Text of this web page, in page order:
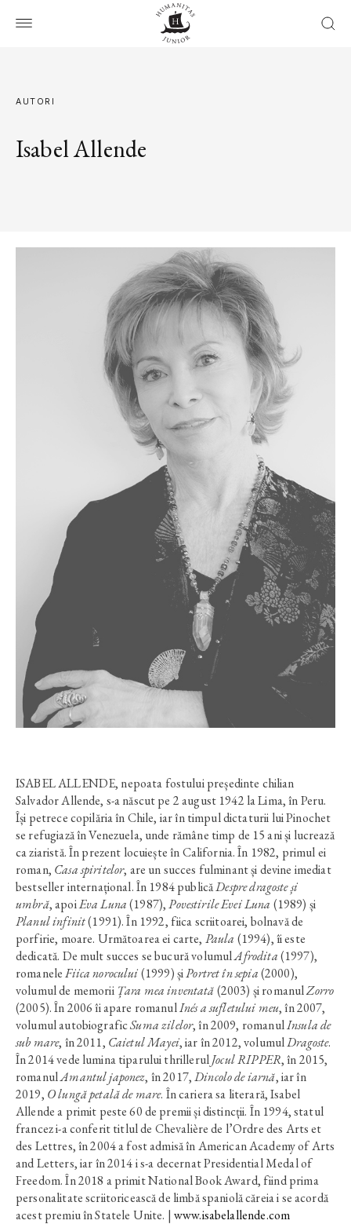
AUTORI
Isabel Allende
ISABEL ALLENDE, nepoata fostului președinte chilian
Salvador Allende, s-a născut pe 2 august 1942 la Lima, în Peru.
Își petrece copilăria în Chile, iar în timpul dictaturii lui Pinochet
se refugiază în Venezuela, unde rămâne timp de 15 ani și lucrează
ca ziaristă. În prezent locuiește în California. În 1982, primul ei
roman, Casa spiritelor, are un succes fulminant și devine imediat
bestseller internațional. În 1984 publicăDespre dragoste și
umbră, apoiEva Luna(1987),Povestirile Evei Luna (1989) și
Planul infinit(1991). În 1992, fiica scriitoarei, bolnavă de
porfirie, moare. Următoarea ei carte, Paula (1994), îi este
dedicată. De mult succes se bucură volumulAfrodita(1997),
romaneleFiica norocului(1999) șiPortret în sepia(2000),
volumul de memorii Țara mea inventată(2003) și romanulZorro
(2005). În 2006 îi apare romanulInés a sufletului meu, în 2007,
volumul autobiograficSuma zilelor, în 2009, romanulInsula de
sub mare, în 2011, Caietul Mayei, iar în 2012, volumulDragoste.
În 2014 vede lumina tiparului thrillerulJocul RIPPER, în 2015,
romanulAmantul japonez, în 2017,Dincolo de iarnă, iar în
2019, O lungă petală de mare. În cariera sa literară, Isabel
Allende a primit peste 60 de premii și distincții. În 1994, statul
francez i-a conferit titlul de Chevalière de l’Ordre des Arts et
des Lettres, în 2004 a fost admisă în American Academy of Arts
and Letters, iar în 2014 i s-a decernat Presidential Medal of
Freedom. În 2018 a primit National Book Award, fiind prima
personalitate scriitoricească de limbă spaniolă căreia i se acordă
acest premiu în Statele Unite. | www.isabelallende.com